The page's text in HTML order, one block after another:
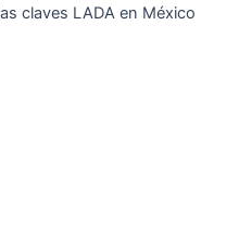
claves LADA en México